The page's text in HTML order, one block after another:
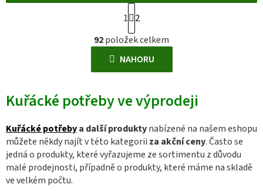
O
v
l
á
a
í
p
r
v
S
t
r
á
n
v
á
n
í
1
2
92položek celkem
NAHORU
Kuřácké potřeby ve výprodeji
Kuřácké potřebya další produktynabízené na našem eshopu
můžete někdy najít v této kategorii za akční ceny. Často se
jedná o produkty, které vyřazujeme ze sortimentu z důvodu
malé prodejnosti, případně o produkty, které máme na skladě
ve velkém počtu.